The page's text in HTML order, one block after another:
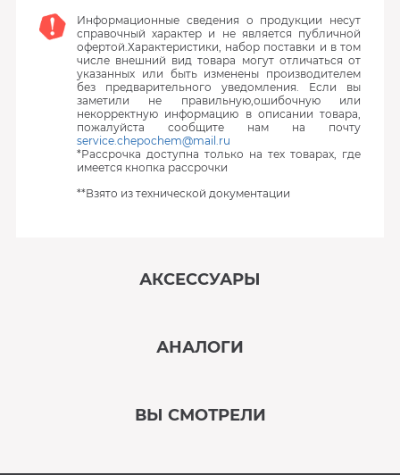
Информационные сведения о продукции несут
справочный характер и не является публичной
офертой.Характеристики, набор поставки и в том
числе внешний вид товара могут отличаться от
указанных или быть изменены производителем
без предварительного уведомления. Если вы
заметили не правильную,ошибочную или
некорректную информацию в описании товара,
пожалуйста сообщите нам на почту
service.chepochem@mail.ru
*Рассрочка доступна только на тех товарах, где
имеется кнопка рассрочки
**Взято из технической документации
АКСЕССУАРЫ
АНАЛОГИ
ВЫ СМОТРЕЛИ